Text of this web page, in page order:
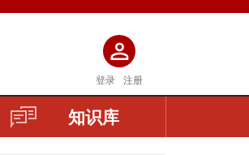
登录 注册
知识库